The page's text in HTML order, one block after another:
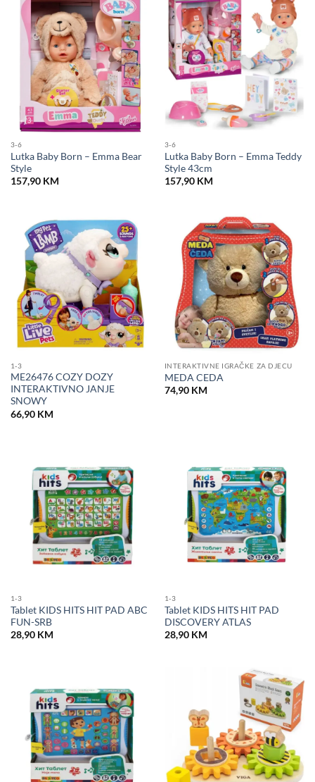
3-6
Lutka Baby Born – Emma Bear
Style
157,90 KM
3-6
Lutka Baby Born – Emma Teddy
Style 43cm
157,90 KM
1-3
ME26476 COZY DOZY
INTERAKTIVNO JANJE
SNOWY
66,90 KM
INTERAKTIVNE IGRAČKE ZA DJECU
MEDA CEDA
74,90 KM
1-3
Tablet KIDS HITS HIT PAD ABC
FUN-SRB
28,90 KM
1-3
Tablet KIDS HITS HIT PAD
DISCOVERY ATLAS
28,90 KM